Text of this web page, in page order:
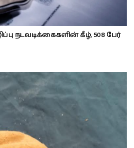
நடவடிக்கைகளின் கீழ், 508 பேர்